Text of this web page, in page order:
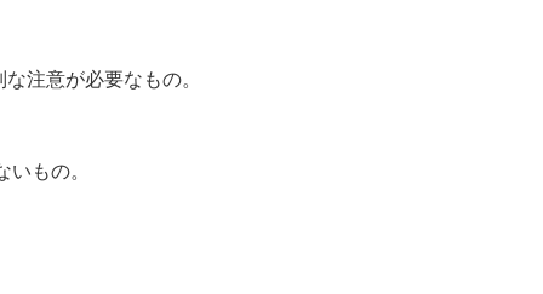
注意が必要なもの。
もの。